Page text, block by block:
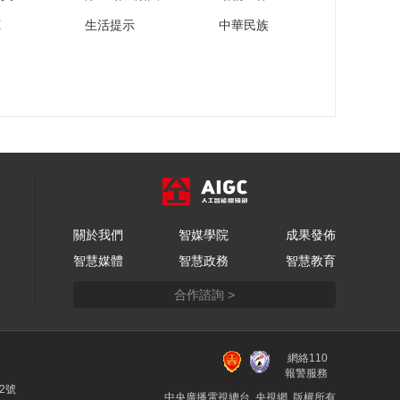
生活提示 中華民族
關於我們 智媒學院
成果發佈
智慧媒體
智慧政務 智慧教育
合作諮詢 >
號
網絡110
報警服務
中央廣播電視總台 央視網 版權所有